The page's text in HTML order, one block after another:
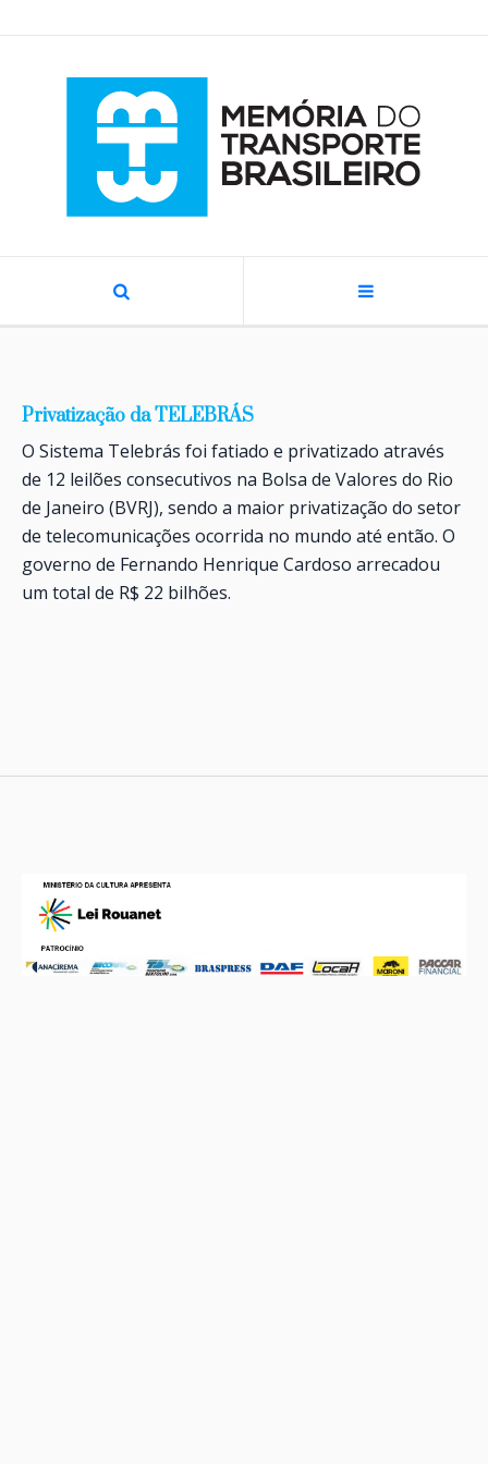
Privatização da TELEBRÁS
O Sistema Telebrás foi fatiado e privatizado através
de 12 leilões consecutivos na Bolsa de Valores do Rio
de Janeiro (BVRJ), sendo a maior privatização do setor
de telecomunicações ocorrida no mundo até então. O
governo de Fernando Henrique Cardoso arrecadou
um total de R$ 22 bilhões.